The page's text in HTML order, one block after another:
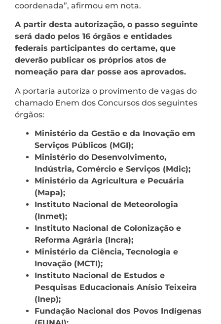
coordenada”, afirmou em nota.
A partir desta autorização, o passo seguinte
será dado pelos 16 órgãos e entidades
federais participantes do certame, que
deverão publicar os próprios atos de
nomeação para dar posse aos aprovados.
A portaria autoriza o provimento de vagas do
chamado Enem dos Concursos dos seguintes
órgãos:
Ministério da Gestão e da Inovação em
Serviços Públicos (MGI);
Ministério do Desenvolvimento,
Indústria, Comércio e Serviços (Mdic);
Ministério da Agricultura e Pecuária
(Mapa);
Instituto Nacional de Meteorologia
(Inmet);
Instituto Nacional de Colonização e
Reforma Agrária (Incra);
Ministério da Ciência, Tecnologia e
Inovação (MCTI);
Instituto Nacional de Estudos e
Pesquisas Educacionais Anísio Teixeira
(Inep);
Fundação Nacional dos Povos Indígenas